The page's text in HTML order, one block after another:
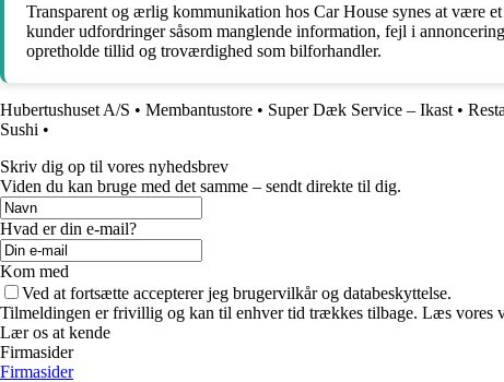
Transparent og ærlig kommunikation hos Car House synes at være
kunder udfordringer såsom manglende information, fejl i
opretholde tillid og troværdighed som bilforhandler.
Hubertushuset A/S • Membantustore • Super Dæk Service – Ikast •
Sushi •
Skriv dig op til vores nyhedsbrev
Viden du kan bruge med det samme – sendt direkte til dig.
Hvad er din e-mail?
Kom med
Ved at fortsætte accepterer jeg brugervilkår og databeskyttelse.
Tilmeldingen er frivillig og kan til enhver tid trækkes tilbage. Læs vores
Lær os at kende
Firmasider
Firmasider